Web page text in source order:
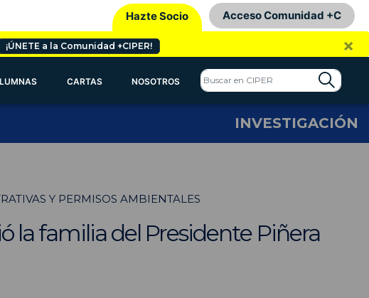
Hazte Socio Acceso Comunidad +C
¡ÚNETE a la Comunidad +CIPER! ×
CARTAS NOSOTROS
INVESTIGACIÓN
Y PERMISOS AMBIENTALES
la familia del Presidente Piñera